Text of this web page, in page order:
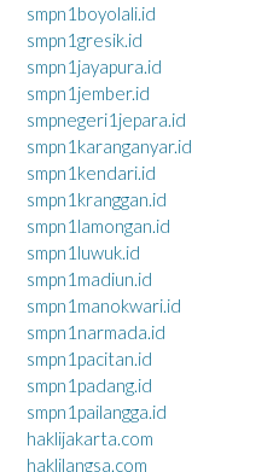
smpn1boyolali.id
smpn1gresik.id
smpn1jayapura.id
smpn1jember.id
smpnegeri1jepara.id
smpn1karanganyar.id
smpn1kendari.id
smpn1kranggan.id
smpn1lamongan.id
smpn1luwuk.id
smpn1madiun.id
smpn1manokwari.id
smpn1narmada.id
smpn1pacitan.id
smpn1padang.id
smpn1pailangga.id
haklijakarta.com
haklilangsa.com